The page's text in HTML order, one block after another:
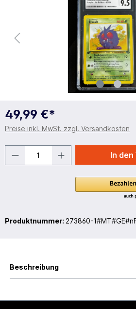
49,99 €*
Preise inkl. MwSt. zzgl. Versandkosten
In
Produktnummer: 273860-
Beschreibung